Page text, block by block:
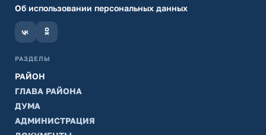
Об использовании персональных данных
РАЗДЕЛЫ
РАЙОН
ГЛАВА РАЙОНА
ДУМА
АДМИНИСТРАЦИЯ